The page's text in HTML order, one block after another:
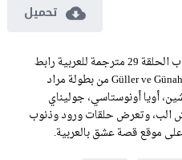
تحميل
مشاهدة وتحميل مسلسل ورود وذنوب الحلقة 29 مترجمة للعربية رابط
الحلقة 29 من ورود وذنوب Güller ve Günahlar EP29 من بطولة مراد
أويا أونوستاسي، جوليناي
الب، وتعرض حلقات ورود وذنوب